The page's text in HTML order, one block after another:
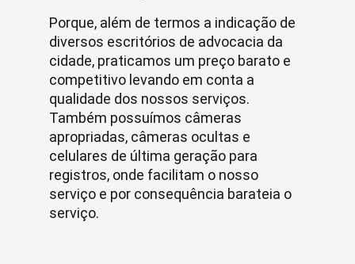
Porque, além de termos a indicação de
diversos escritórios de advocacia da
cidade, praticamos um preço barato e
competitivo levando em conta a
qualidade dos nossos serviços.
Também possuímos câmeras
apropriadas, câmeras ocultas e
celulares de última geração para
registros, onde facilitam o nosso
serviço e por consequência barateia o
serviço.